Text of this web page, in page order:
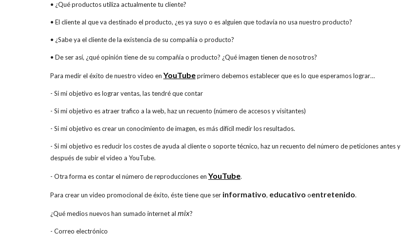
• ¿Qué productos utiliza actualmente tu cliente?
• El cliente al que va destinado el producto, ¿es ya suyo o es alguien que todavía no usa nuestro producto?
• ¿Sabe ya el cliente de la existencia de su compañía o producto?
• De ser así, ¿qué opinión tiene de su compañía o producto? ¿Qué imagen tienen de nosotros?
Para medir el éxito de nuestro video en YouTubeprimero debemos establecer que es lo que esperamos lograr…
- Si mi objetivo es lograr ventas, las tendré que contar
- Si mi objetivo es atraer trafico a la web, haz un recuento (número de accesos y visitantes)
- Si mi objetivo es crear un conocimiento de imagen, es más difícil medir los resultados.
- Si mi objetivo es reducir los costes de ayuda al cliente o soporte técnico, haz un recuento del número de peticiones antes y
después de subir el video a YouTube.
- Otra forma es contar el número de reproducciones en YouTube.
Para crear un video promocional de éxito, éste tiene que ser informativo, educativo oentretenido.
¿Qué medios nuevos han sumado internet al mix?
- Correo electrónico